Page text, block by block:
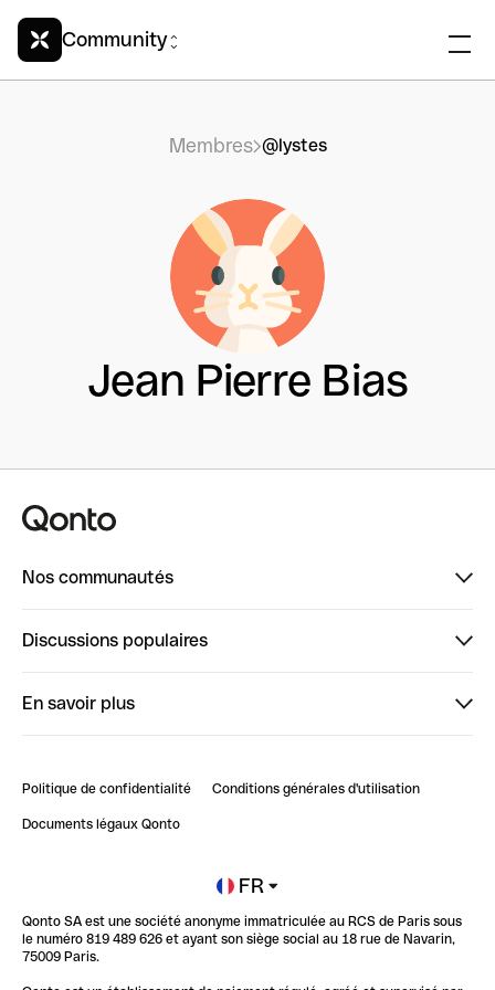
Community
Membres @lystes
Jean Pierre Bias
Nos communautés
ClubQonto
Discussions populaires
Impact de l'IA sur les carrières/productivité
En savoir plus
Blog
Newsroom
Glossaire finance
Politique de confidentialité Conditions générales d'utilisation
Documents légaux Qonto
FR
Qonto SA est une société anonyme immatriculée au RCS de Paris sous
le numéro 819 489 626 et ayant son siège social au 18 rue de Navarin,
75009 Paris.